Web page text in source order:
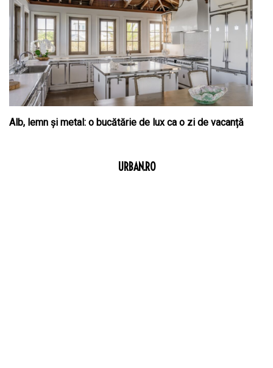
Alb, lemn și metal: o bucătărie de lux ca o zi de vacanță
URBAN.RO